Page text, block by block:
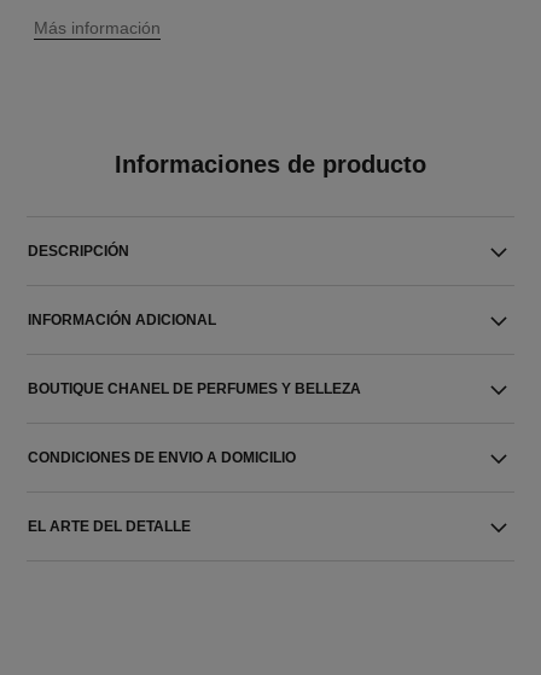
↩
Más información
Informaciones de producto
DESCRIPCIÓN
INFORMACIÓN ADICIONAL
BOUTIQUE CHANEL DE PERFUMES Y BELLEZA
CONDICIONES DE ENVIO A DOMICILIO
EL ARTE DEL DETALLE